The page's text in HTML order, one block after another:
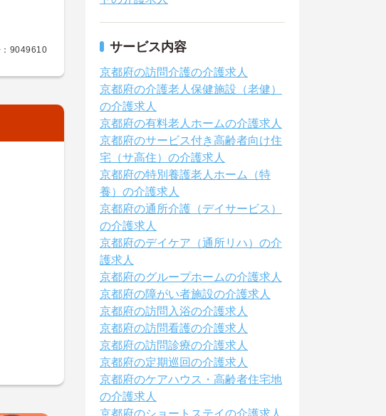
9049610 サービス内容
京都府の訪問介護の介護求人
京都府の介護老人保健施設（老健）
の介護求人
京都府の有料老人ホームの介護求人
京都府のサービス付き高齢者向け住
宅（サ高住）の介護求人
京都府の特別養護老人ホーム（特
養）の介護求人
京都府の通所介護（デイサービス）
の介護求人
京都府のデイケア（通所リハ）の介
護求人
京都府のグループホームの介護求人
京都府の障がい者施設の介護求人
京都府の訪問入浴の介護求人
京都府の訪問看護の介護求人
京都府の訪問診療の介護求人
京都府の定期巡回の介護求人
京都府のケアハウス・高齢者住宅地
の介護求人
京都府のショートステイの介護求人